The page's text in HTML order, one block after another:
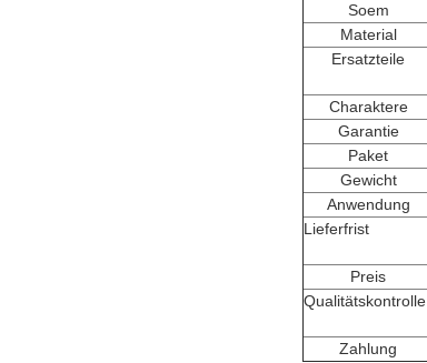
Soem
Material
Ersatzteile
Charaktere
Garantie
Paket
Gewicht
Anwendung
Lieferfrist
Preis
Qualitätskontrolle
Zahlung